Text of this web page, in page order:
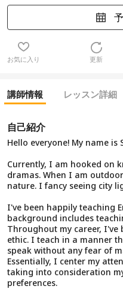
お気に入り 更新
講師情報 レッスン詳細
自己紹介
Hello everyone! My name is
Currently, I am hooked on
dramas. When I am
nature. I fancy seeing city
I've been happily teaching
background includes
Throughout my career,
ethic. I teach in a manner
speak without any fear of
Essentially, I center my
taking into consideration
preferences.